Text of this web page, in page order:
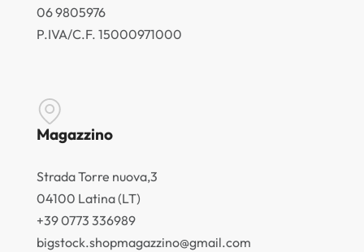
06 9805976
P.IVA/C.F. 15000971000
Magazzino
Strada Torre nuova,3
04100 Latina (LT)
+39 0773 336989
bigstock.shopmagazzino@gmail.com